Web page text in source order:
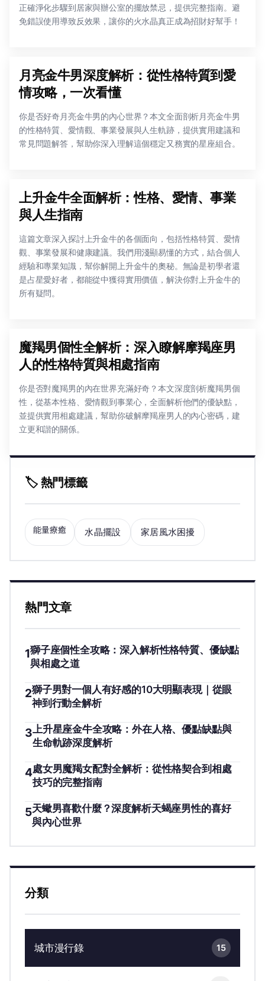
正確淨化步驟到居家與辦公室的擺放禁忌，提供完整指南。避
免錯誤使用導致反效果，讓你的火水晶真正成為招財好幫手！
月亮金牛男深度解析：從性格特質到愛
情攻略，一次看懂
你是否好奇月亮金牛男的內心世界？本文全面剖析月亮金牛男
的性格特質、愛情觀、事業發展與人生軌跡，提供實用建議和
常見問題解答，幫助你深入理解這個穩定又務實的星座組合。
上升金牛全面解析：性格、愛情、事業
與人生指南
這篇文章深入探討上升金牛的各個面向，包括性格特質、愛情
觀、事業發展和健康建議。我們用淺顯易懂的方式，結合個人
經驗和專業知識，幫你解開上升金牛的奧秘。無論是初學者還
是占星愛好者，都能從中獲得實用價值，解決你對上升金牛的
所有疑問。
魔羯男個性全解析：深入瞭解摩羯座男
人的性格特質與相處指南
你是否對魔羯男的內在世界充滿好奇？本文深度剖析魔羯男個
性，從基本性格、愛情觀到事業心，全面解析他們的優缺點，
並提供實用相處建議，幫助你破解摩羯座男人的內心密碼，建
立更和諧的關係。
🏷️ 熱門標籤
能量療癒 水晶擺設 家居風水困擾
熱門文章
1獅子座個性全攻略：深入解析性格特質、優缺點
與相處之道
2獅子男對一個人有好感的10大明顯表現｜從眼
神到行動全解析
3上升星座金牛全攻略：外在人格、優點缺點與
生命軌跡深度解析
4處女男魔羯女配對全解析：從性格契合到相處
技巧的完整指南
5天蠍男喜歡什麼？深度解析天蝎座男性的喜好
與內心世界
分類
城市漫行錄 15